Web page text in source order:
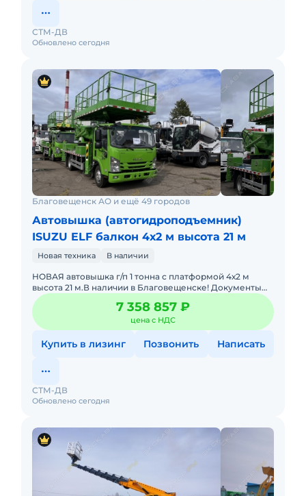
Обновлено сегодня
СТМ-ДВ
Благовещенск АО и ещё 49 городов
Автовышка (автогидроподъемник)
ISUZU ELF балкон 4х2 м высота 21 м
Новая техника В наличии
НОВАЯ автовышка г/п 1 тонна с платформой 4х2 м
высота 21 м.В наличии в Благовещенске! Документы
для РОСТЕХНАДЗОРА в подарок!Гарантия 12 месяцев.
Лизинг в любых
7 358 857 ₽
цена с НДС
Купить в лизинг Позвонить Написать
Обновлено сегодня
СТМ-ДВ